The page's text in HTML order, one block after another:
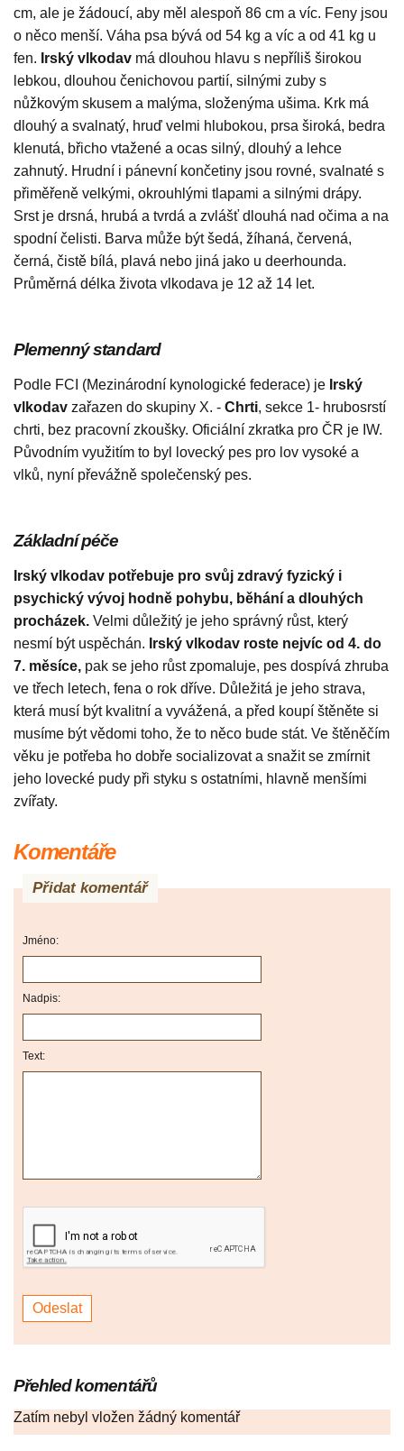
cm, ale je žádoucí, aby měl alespoň 86 cm a víc. Feny jsou
o něco menší. Váha psa bývá od 54 kg a víc a od 41 kg u
fen. Irský vlkodav má dlouhou hlavu s nepříliš širokou
lebkou, dlouhou čenichovou partií, silnými zuby s
nůžkovým skusem a malýma, složenýma ušima. Krk má
dlouhý a svalnatý, hruď velmi hlubokou, prsa široká, bedra
klenutá, břicho vtažené a ocas silný, dlouhý a lehce
zahnutý. Hrudní i pánevní končetiny jsou rovné, svalnaté s
přiměřeně velkými, okrouhlými tlapami a silnými drápy.
Srst je drsná, hrubá a tvrdá a zvlášť dlouhá nad očima a na
spodní čelisti. Barva může být šedá, žíhaná, červená,
černá, čistě bílá, plavá nebo jiná jako u deerhounda.
Průměrná délka života vlkodava je 12 až 14 let.
Plemenný standard
Podle FCI (Mezinárodní kynologické federace) je Irský
vlkodav zařazen do skupiny X. - Chrti, sekce 1- hrubosrstí
chrti, bez pracovní zkoušky. Oficiální zkratka pro ČR je IW.
Původním využitím to byl lovecký pes pro lov vysoké a
vlků, nyní převážně společenský pes.
Základní péče
Irský vlkodav potřebuje pro svůj zdravý fyzický i
psychický vývoj hodně pohybu, běhání a dlouhých
procházek. Velmi důležitý je jeho správný růst, který
nesmí být uspěchán. Irský vlkodav roste nejvíc od 4. do
7. měsíce, pak se jeho růst zpomaluje, pes dospívá zhruba
ve třech letech, fena o rok dříve. Důležitá je jeho strava,
která musí být kvalitní a vyvážená, a před koupí štěněte si
musíme být vědomi toho, že to něco bude stát. Ve štěněčím
věku je potřeba ho dobře socializovat a snažit se zmírnit
jeho lovecké pudy při styku s ostatními, hlavně menšími
zvířaty.
Komentáře
Přidat komentář
Jméno:
Nadpis:
Text:
Přehled komentářů
Zatím nebyl vložen žádný komentář